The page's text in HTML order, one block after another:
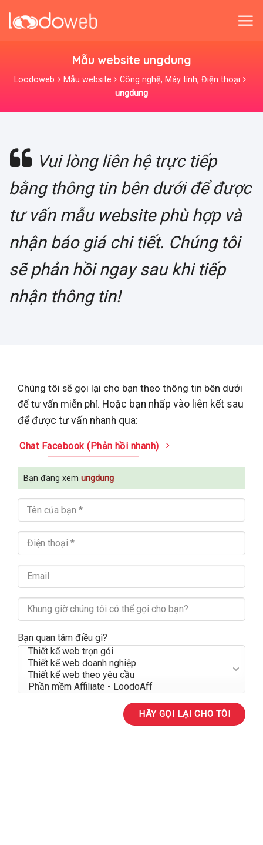
Mẫu website ungdung
Loodoweb Mẫu website
Công nghệ, Máy tính, Điện thoại
ungdung
Vui lòng liên hệ trực tiếp
bằng thông tin bên dưới để được
tư vấn mẫu website phù hợp và
nhận báo giá chi tiết. Chúng tôi
sẽ phản hồi ngay sau khi tiếp
nhận thông tin!
Chúng tôi sẽ gọi lại cho bạn theo thông tin bên dưới
để tư vấn miễn phí. Hoặc bạn nhấp vào liên kết sau
để được tư vấn nhanh qua:
Chat Facebook (Phản hồi nhanh)
Bạn đang xem ungdung
Bạn quan tâm điều gì?